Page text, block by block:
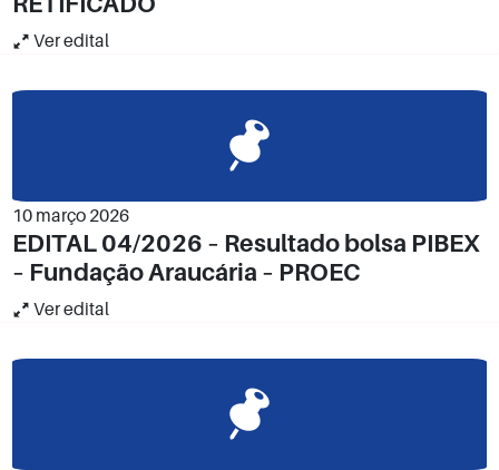
Ver edital
10 março 2026
EDITAL 04/2026 – Resultado bolsa PIBEX
– Fundação Araucária – PROEC
Ver edital